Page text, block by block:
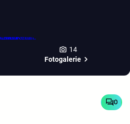
14
Fotogalerie
0